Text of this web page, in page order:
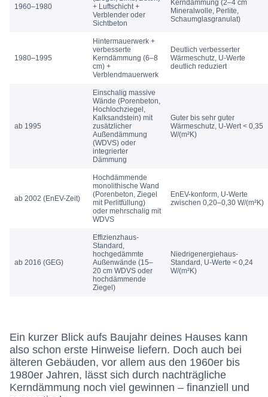
1960–1980
+ Luftschicht +
Verblender oder
Sichtbeton
Kerndämmung (2–4 cm
Mineralwolle, Perlite,
Schaumglasgranulat)
1980–1995
Hintermauerwerk +
verbesserte
Kerndämmung (6–8
cm) +
Verblendmauerwerk
Deutlich verbesserter
Wärmeschutz, U-Werte
deutlich reduziert
ab 1995
Einschalig massive
Wände (Porenbeton,
Hochlochziegel,
Kalksandstein) mit
zusätzlicher
Außendämmung
(WDVS) oder
integrierter
Dämmung
Guter bis sehr guter
Wärmeschutz, U-Wert < 0,35
W/(m²K)
ab 2002 (EnEV-Zeit)
Hochdämmende
monolithische Wand
(Porenbeton, Ziegel
mit Perlitfüllung)
oder mehrschalig mit
WDVS
EnEV-konform, U-Werte
zwischen 0,20–0,30 W/(m²K)
ab 2016 (GEG)
Effizienzhaus-
Standard,
hochgedämmte
Außenwände (15–
20 cm WDVS oder
hochdämmende
Ziegel)
Niedrigenergiehaus-
Standard, U-Werte < 0,24
W/(m²K)
Ein kurzer Blick aufs Baujahr deines Hauses kann
also schon erste Hinweise liefern. Doch auch bei
älteren Gebäuden, vor allem aus den 1960er bis
1980er Jahren, lässt sich durch nachträgliche
Kerndämmung noch viel gewinnen – finanziell und